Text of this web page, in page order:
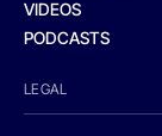
VIDEOS
PODCASTS
LEGAL